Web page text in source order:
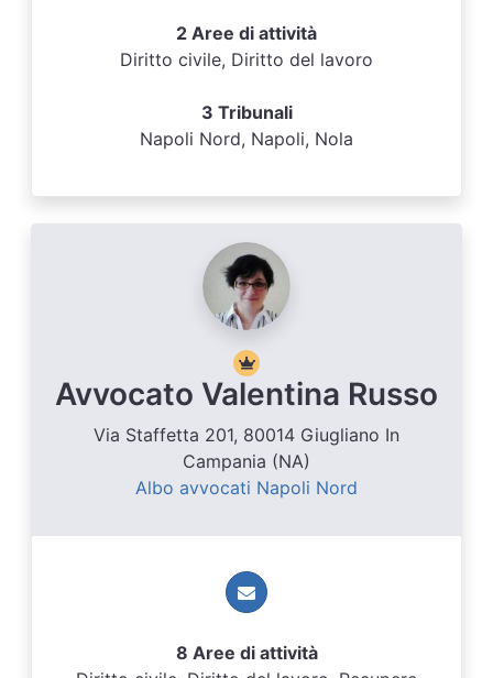
2 Aree di attività
Diritto civile, Diritto del lavoro
3 Tribunali
Napoli Nord, Napoli, Nola
Avvocato Valentina Russo
Via Staffetta 201, 80014 Giugliano In
Campania (NA)
Albo avvocati Napoli Nord
8 Aree di attività